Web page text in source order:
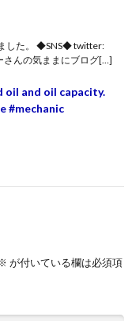
した。 ◆SNS◆ twitter:
んの気ままにブログ[…]
oil and oil capacity.
#mechanic
が付いている欄は必須項